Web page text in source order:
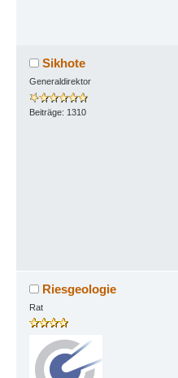
Sikhote
Generaldirektor
Beiträge: 1310
Riesgeologie
Rat